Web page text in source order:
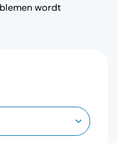
wordt